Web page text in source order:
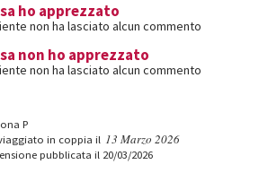
ho apprezzato
non ha lasciato alcun commento
non ho apprezzato
non ha lasciato alcun commento
P
in coppia il 13 Marzo 2026
pubblicata il 20/03/2026